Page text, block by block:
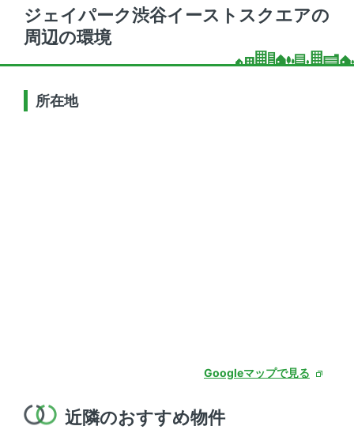
ジェイパーク渋谷イーストスクエアの
周辺の環境
所在地
Googleマップで見る
近隣のおすすめ物件